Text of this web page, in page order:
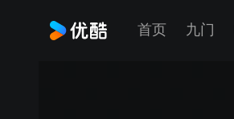
首页 九门